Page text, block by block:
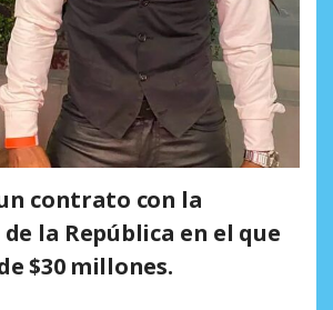
contrato con la
la República en el que
$30 millones.